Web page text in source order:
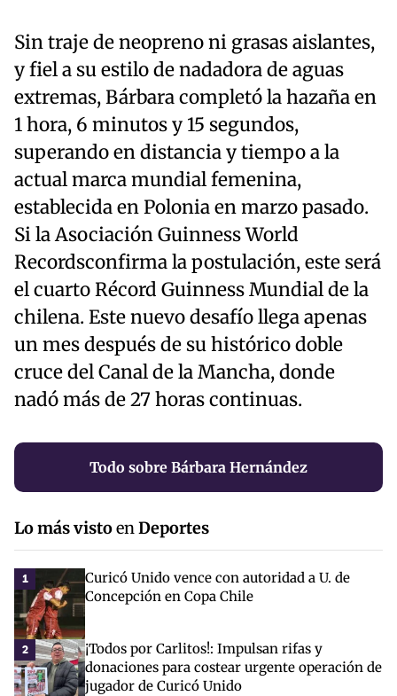
Sin traje de neopreno ni grasas aislantes,
y fiel a su estilo de nadadora de aguas
extremas, Bárbara completó la hazaña en
1 hora, 6 minutos y 15 segundos,
superando en distancia y tiempo a la
actual marca mundial femenina,
establecida en Polonia en marzo pasado.
Si la Asociación Guinness World
Recordsconfirma la postulación, este será
el cuarto Récord Guinness Mundial de la
chilena. Este nuevo desafío llega apenas
un mes después de su histórico doble
cruce del Canal de la Mancha, donde
nadó más de 27 horas continuas.
Todo sobre Bárbara Hernández
Lo más vistoenDeportes
1
Curicó Unido vence con autoridad a U. de
Concepción en Copa Chile
2
¡Todos por Carlitos!: Impulsan rifas y
donaciones para costear urgente operación de
jugador de Curicó Unido